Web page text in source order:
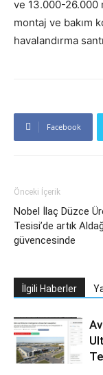
ve 13.000-26.000
montaj ve bakım
havalandırma
Facebook
Önceki İçerik
Nobel İlaç Düzce
Tesisi’de artık Aldağ
güvencesinde
İlgili Haberler